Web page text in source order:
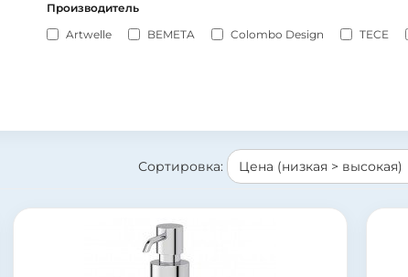
Производитель
Artwelle
BEMETA Colombo Design TECE
Сортировка: